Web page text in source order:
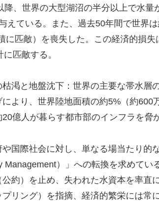
降、世界の大型湖沼の半分以上で水
えている。また、過去50年間で世界
に匹敵）を喪失した。この経済的損
匹敵する。
渇と地盤沈下：世界の主要な帯水層
より、世界陸地面積の約5%（約600
億人が暮らす都市部のインフラを脅
国際社会に対し、単なる場当たり的
Management）」への転換を求めてい
約）を止め、失われた水資本を率直
プリング）を指摘、経済的繁栄には常